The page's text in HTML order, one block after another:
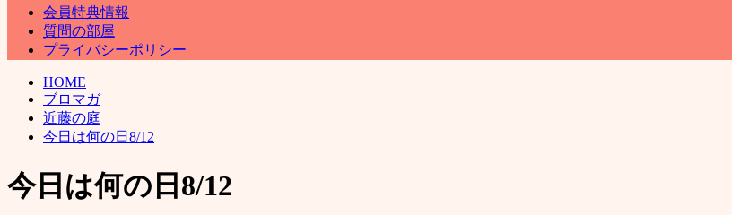
会員特典情報
質問の部屋
プライバシーポリシー
HOME
ブロマガ
近藤の庭
今日は何の日8/12
今日は何の日8/12